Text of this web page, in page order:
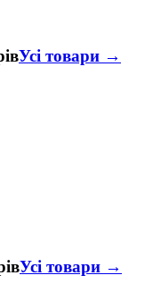
Усі товари →
Усі товари →